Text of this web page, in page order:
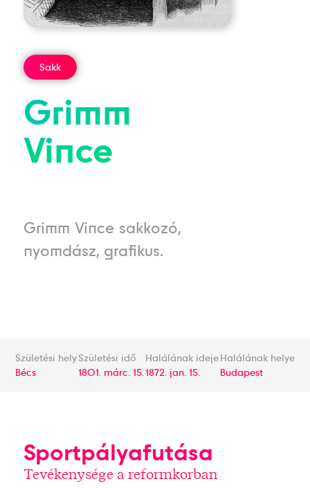
Sakk
Grimm
Vince
Grimm Vince sakkozó,
nyomdász, grafikus.
Születési hely
Bécs
Születési idő
1801. márc. 15.
Halálának ideje
1872. jan. 15.
Halálának helye
Budapest
Sportpályafutása
Tevékenysége a reformkorban